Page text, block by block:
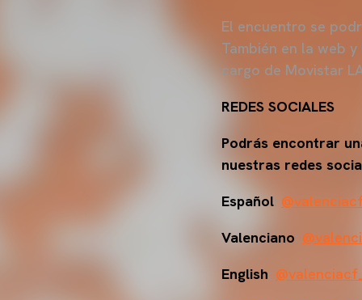
El encuentro se
También en la web
cargo de Movistar
REDES SOCIALES
Podrás encontrar
nuestras redes
Español:
Valenciano:
English: